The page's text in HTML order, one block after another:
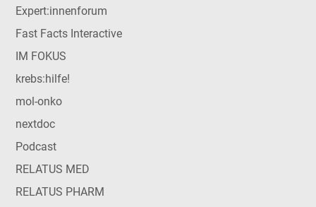
Expert:innenforum
Fast Facts Interactive
IM FOKUS
krebs:hilfe!
mol-onko
nextdoc
Podcast
RELATUS MED
RELATUS PHARM